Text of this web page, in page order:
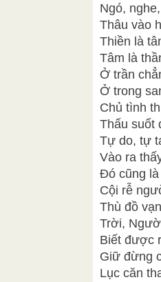
Ngó,
Thâu vào
Thiền là
Tâm là
Ở trần
Ở trong
Chủ tình
Thấu suốt
Tự do, tự
Vào ra
Đó cũng
Cội rễ
Thù đồ
Trời,
Biết được
Giữ đừng
Lục căn